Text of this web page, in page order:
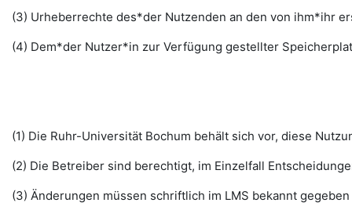
(3) Urheberrechte des*der Nutzenden an den von ihm*ihr
(4) Dem*der Nutzer*in zur Verfügung gestellter
(1) Die Ruhr-Universität Bochum behält sich vor, diese
(2) Die Betreiber sind berechtigt, im Einzelfall
(3) Änderungen müssen schriftlich im LMS bekannt